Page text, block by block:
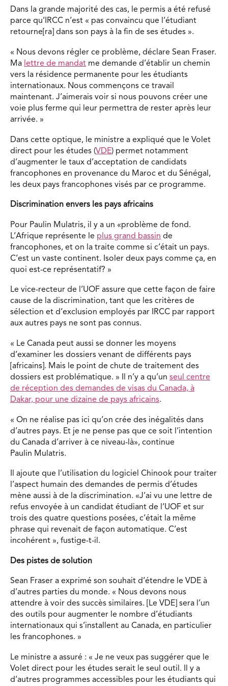
Dans la grande majorité des cas, le permis a été refusé
parce qu’IRCC n’est « pas convaincu que l’étudiant
retourne[ra] dans son pays à la fin de ses études ».
« Nous devons régler ce problème, déclare Sean Fraser.
Ma lettre de mandat me demande d’établir un chemin
vers la résidence permanente pour les étudiants
internationaux. Nous commençons ce travail
maintenant. J’aimerais voir si nous pouvons créer une
voie plus ferme qui leur permettra de rester après leur
arrivée. »
Dans cette optique, le ministre a expliqué que le Volet
direct pour les études (VDE) permet notamment
d’augmenter le taux d’acceptation de candidats
francophones en provenance du Maroc et du Sénégal,
les deux pays francophones visés par ce programme.
Discrimination envers les pays africains
Pour Paulin Mulatris, il y a un «problème de fond.
L’Afrique représente le plus grand bassin de
francophones, et on la traite comme si c’était un pays.
C’est un vaste continent. Isoler deux pays comme ça, en
quoi est-ce représentatif? »
Le vice-recteur de l’UOF assure que cette façon de faire
cause de la discrimination, tant que les critères de
sélection et d’exclusion employés par IRCC par rapport
aux autres pays ne sont pas connus.
« Le Canada peut aussi se donner les moyens
d’examiner les dossiers venant de différents pays
[africains]. Mais le point de chute de traitement des
dossiers est problématique. » Il n’y a qu’un seul centre
de réception des demandes de visas du Canada, à
Dakar, pour une dizaine de pays africains.
« On ne réalise pas ici qu’on crée des inégalités dans
d’autres pays. Et je ne pense pas que ce soit l’intention
du Canada d’arriver à ce niveau-là», continue
Paulin Mulatris.
Il ajoute que l’utilisation du logiciel Chinook pour traiter
l’aspect humain des demandes de permis d’études
mène aussi à de la discrimination. «J’ai vu une lettre de
refus envoyée à un candidat étudiant de l’UOF et sur
trois des quatre questions posées, c’était la même
phrase qui revenait de façon automatique. C’est
incohérent », fustige-t-il.
Des pistes de solution
Sean Fraser a exprimé son souhait d’étendre le VDE à
d’autres parties du monde. « Nous devons nous
attendre à voir des succès similaires. [Le VDE] sera l’un
des outils pour augmenter le nombre d’étudiants
internationaux qui s’installent au Canada, en particulier
les francophones. »
Le ministre a assuré : « Je ne veux pas suggérer que le
Volet direct pour les études serait le seul outil. Il y a
d’autres programmes accessibles pour les étudiants qui